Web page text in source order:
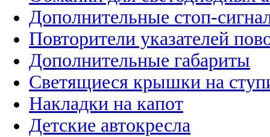
Дополнительные стоп-
Повторители указателей
Дополнительные габариты
Светящиеся крышки на
Накладки на капот
Детские автокресла